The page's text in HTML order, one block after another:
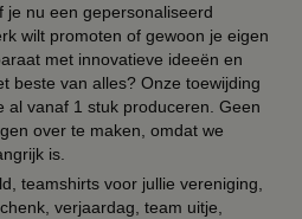
je nu een gepersonaliseerd
wilt promoten of gewoon je eigen
met innovatieve ideeën en
beste van alles? Onze toewijding
al vanaf 1 stuk produceren. Geen
over te maken, omdat we
is.
teamshirts voor jullie vereniging,
verjaardag, team uitje,